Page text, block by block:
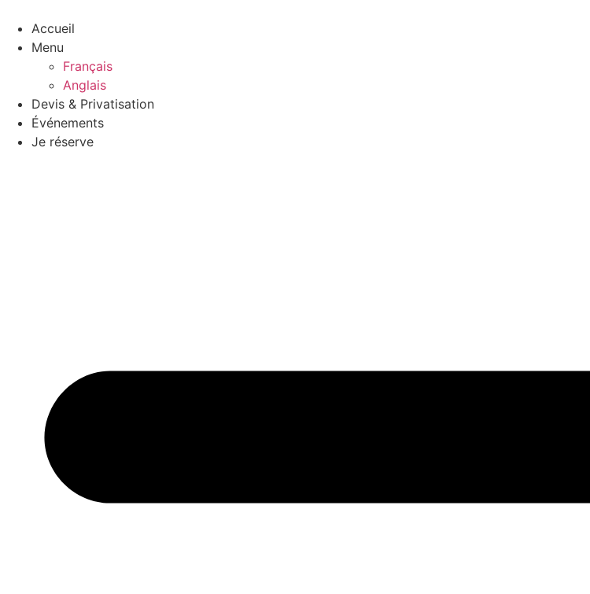
contenu
Accueil
Menu
Français
Anglais
Devis & Privatisation
Événements
Je réserve